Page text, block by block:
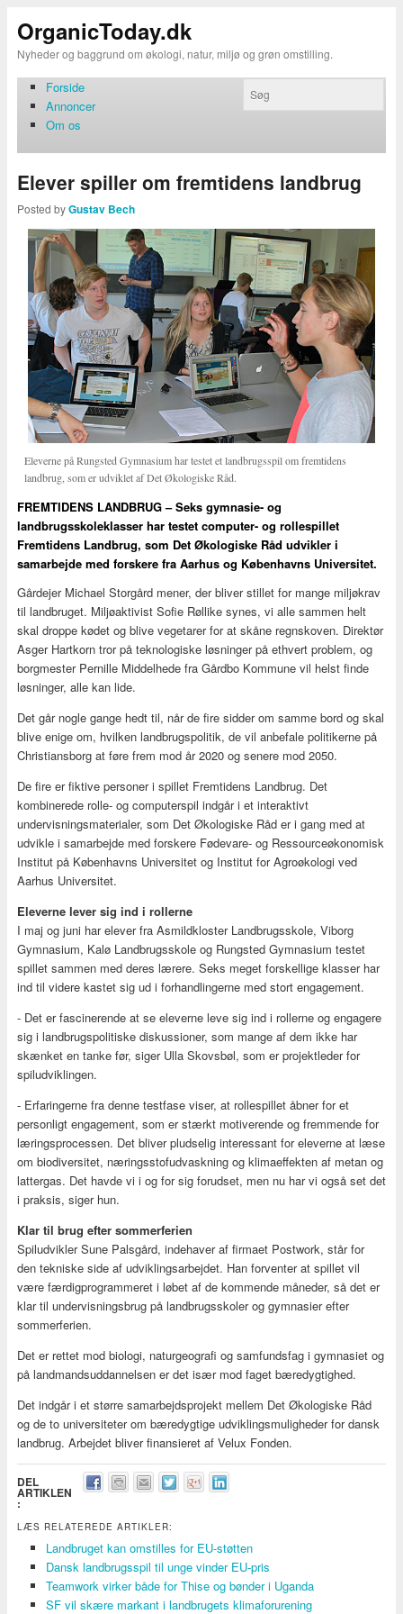
OrganicToday.dk
Nyheder og baggrund om økologi, natur, miljø og grøn omstilling.
Forside
Annoncer
Om os
Elever spiller om fremtidens landbrug
Posted byGustav Bech
Eleverne på Rungsted Gymnasium har testet et landbrugsspil om fremtidens
landbrug, som er udviklet af Det Økologiske Råd.
FREMTIDENS LANDBRUG – Seks gymnasie- og
landbrugsskoleklasser har testet computer- og rollespillet
Fremtidens Landbrug, som Det Økologiske Råd udvikler i
samarbejde med forskere fra Aarhus og Københavns Universitet.
Gårdejer Michael Storgård mener, der bliver stillet for mange miljøkrav
til landbruget. Miljøaktivist Sofie Røllike synes, vi alle sammen helt
skal droppe kødet og blive vegetarer for at skåne regnskoven. Direktør
Asger Hartkorn tror på teknologiske løsninger på ethvert problem, og
borgmester Pernille Middelhede fra Gårdbo Kommune vil helst finde
løsninger, alle kan lide.
Det går nogle gange hedt til, når de fire sidder om samme bord og skal
blive enige om, hvilken landbrugspolitik, de vil anbefale politikerne på
Christiansborg at føre frem mod år 2020 og senere mod 2050.
De fire er fiktive personer i spillet Fremtidens Landbrug. Det
kombinerede rolle- og computerspil indgår i et interaktivt
undervisningsmaterialer, som Det Økologiske Råd er i gang med at
udvikle i samarbejde med forskere Fødevare- og Ressourceøkonomisk
Institut på Københavns Universitet og Institut for Agroøkologi ved
Aarhus Universitet.
Eleverne lever sig ind i rollerne
I maj og juni har elever fra Asmildkloster Landbrugsskole, Viborg
Gymnasium, Kalø Landbrugsskole og Rungsted Gymnasium testet
spillet sammen med deres lærere. Seks meget forskellige klasser har
ind til videre kastet sig ud i forhandlingerne med stort engagement.
- Det er fascinerende at se eleverne leve sig ind i rollerne og engagere
sig i landbrugspolitiske diskussioner, som mange af dem ikke har
skænket en tanke før, siger Ulla Skovsbøl, som er projektleder for
spiludviklingen.
- Erfaringerne fra denne testfase viser, at rollespillet åbner for et
personligt engagement, som er stærkt motiverende og fremmende for
læringsprocessen. Det bliver pludselig interessant for eleverne at læse
om biodiversitet, næringsstofudvaskning og klimaeffekten af metan og
lattergas. Det havde vi i og for sig forudset, men nu har vi også set det
i praksis, siger hun.
Klar til brug efter sommerferien
Spiludvikler Sune Palsgård, indehaver af firmaet Postwork, står for
den tekniske side af udviklingsarbejdet. Han forventer at spillet vil
være færdigprogrammeret i løbet af de kommende måneder, så det er
klar til undervisningsbrug på landbrugsskoler og gymnasier efter
sommerferien.
Det er rettet mod biologi, naturgeografi og samfundsfag i gymnasiet og
på landmandsuddannelsen er det især mod faget bæredygtighed.
Det indgår i et større samarbejdsprojekt mellem Det Økologiske Råd
og de to universiteter om bæredygtige udviklingsmuligheder for dansk
landbrug. Arbejdet bliver finansieret af Velux Fonden.
DEL
ARTIKLEN
:
LÆS RELATEREDE ARTIKLER:
Landbruget kan omstilles for EU-støtten
Dansk landbrugsspil til unge vinder EU-pris
Teamwork virker både for Thise og bønder i Uganda
SF vil skære markant i landbrugets klimaforurening